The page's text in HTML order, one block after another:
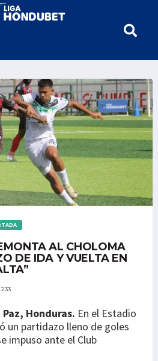
AL CHOLOMA
DE IDA Y VUELTA EN
233
Honduras. En el Estadio
un partidazo lleno de goles
impuso ante el Club